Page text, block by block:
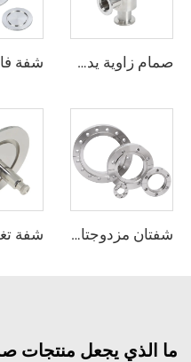
صمام زاوية يدوي على شكل L للفراغ KF16/KF25/KF40/KF50 بصفيحة إغلاق محكمة من الفولاذ المقاوم للصدأ SS304/SS316L، تجهيزات مشبكية، أنواع مختلفة من الصمامات الزاوية عالية الجودة بمقاسات NW16-NW50
شفتان مزدوجتان من نوع CF من الفولاذ المقاوم للصدأ SS304 وSS316L، تجهيزات فراغ عالية، ثقوب عابرة CFF16-CF250، 3/4"-10"، شفة CF بنفس المقاس على كلا الجانبين
ما الذي يجعل منتجات